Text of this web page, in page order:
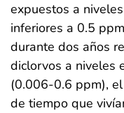
expuestos a
inferiores a 0.5
durante dos años
diclorvos a niveles
(0.006-0.6 ppm),
de tiempo que